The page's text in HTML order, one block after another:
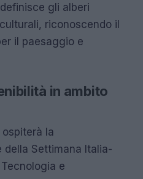
gli alberi
riconoscendo il
il paesaggio e
in ambito
ospiterà la
della Settimana Italia-
e